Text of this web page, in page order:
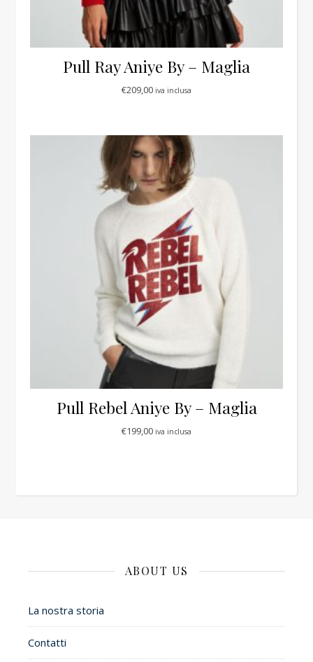
Pull Ray Aniye By – Maglia
€209,00 iva inclusa
Pull Rebel Aniye By – Maglia
€199,00 iva inclusa
ABOUT US
La nostra storia
Contatti